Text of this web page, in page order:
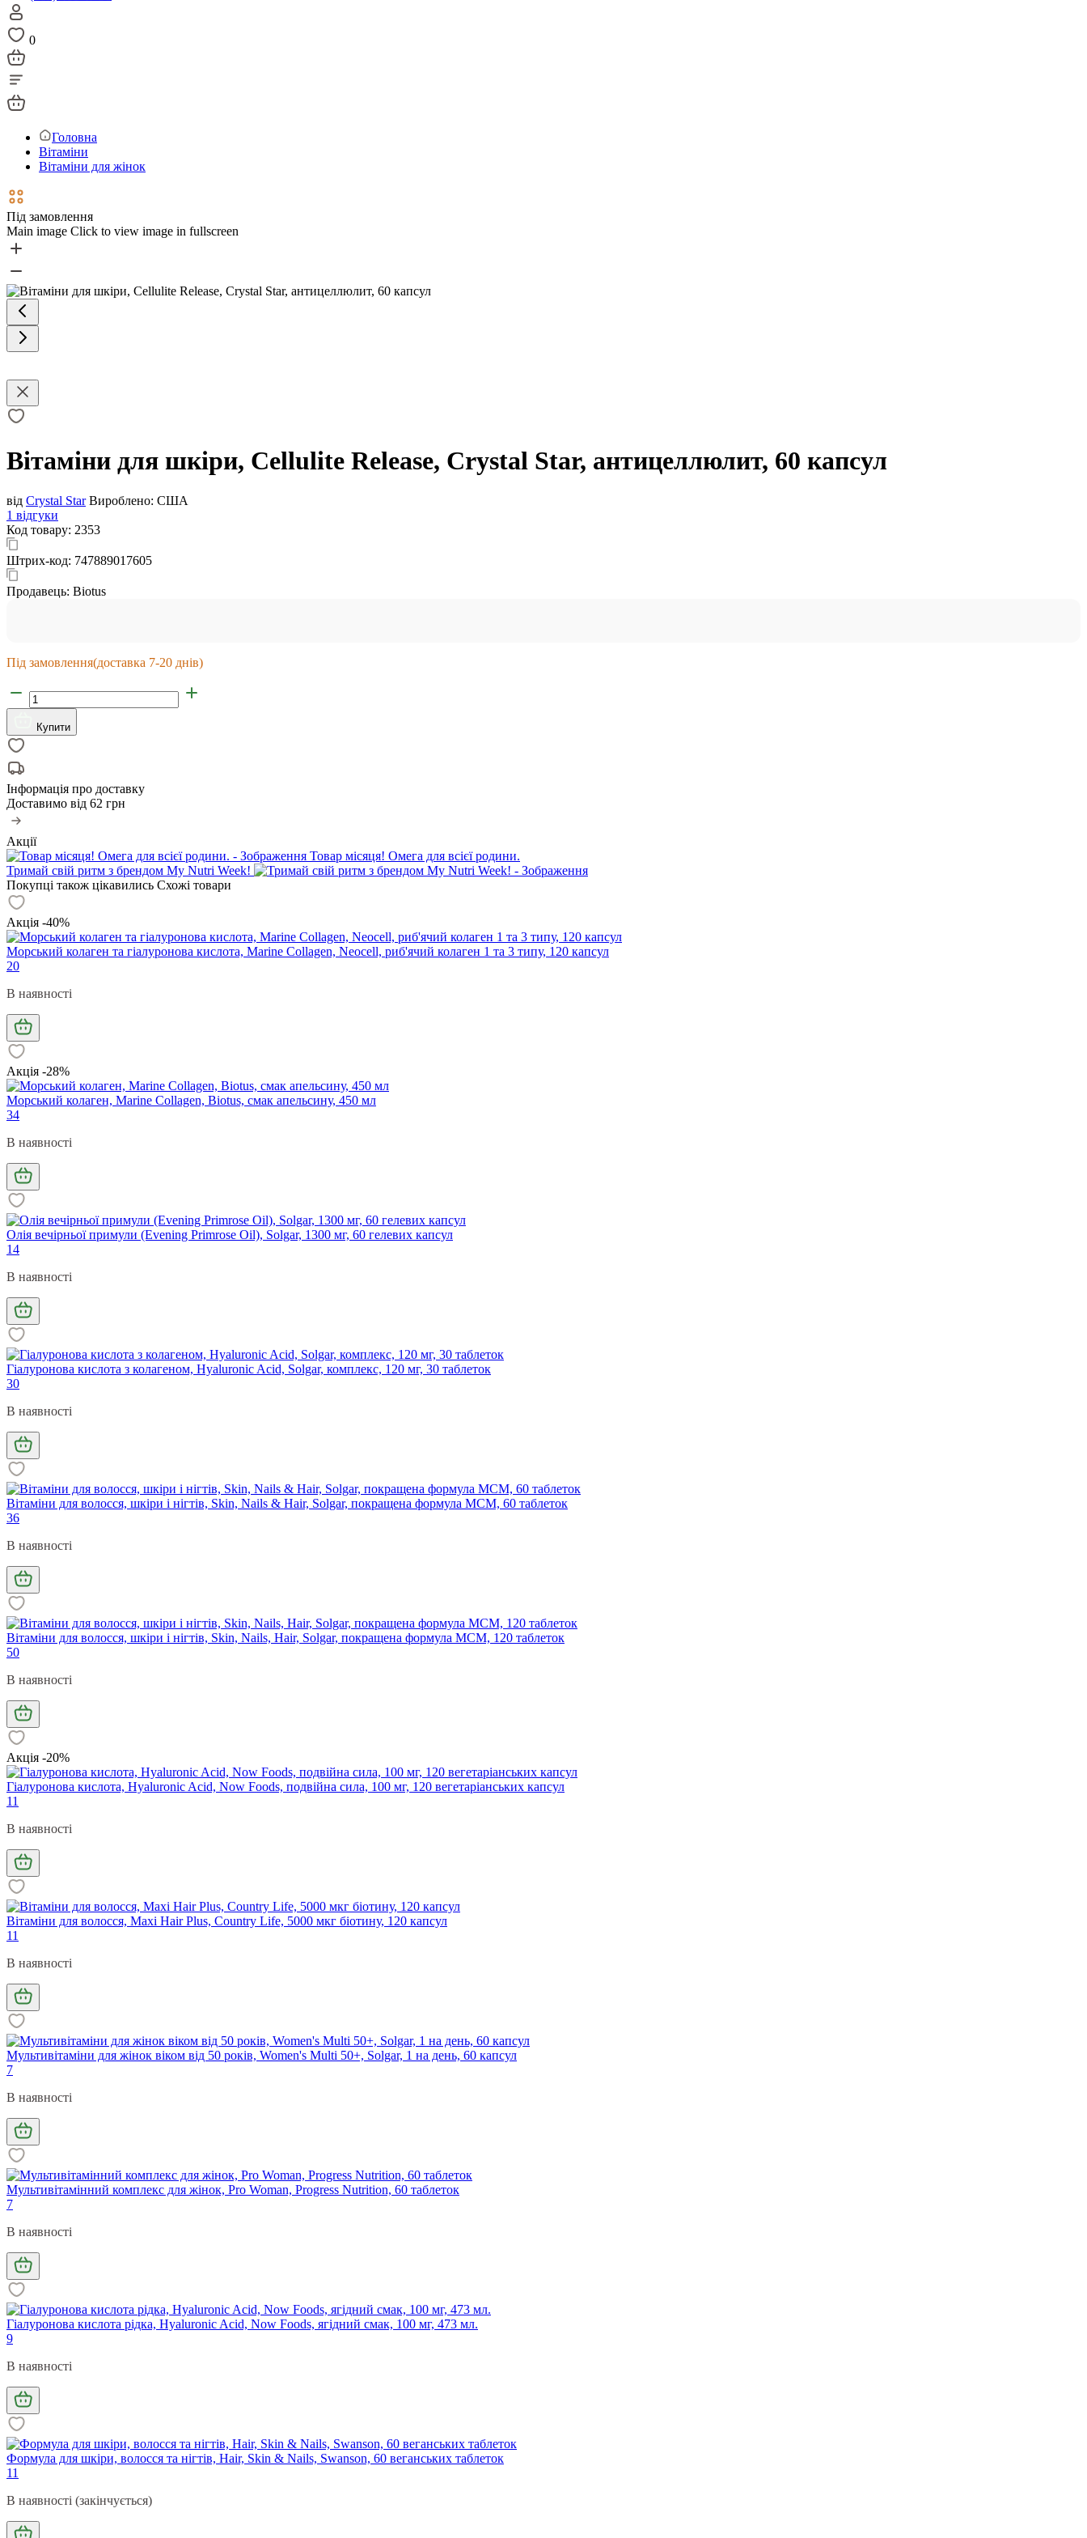
0
Головна
Вітаміни
Вітаміни для жінок
Під замовлення
Main image Click to view image in fullscreen
Вітаміни для шкіри, Cellulite Release, Crystal Star, антицеллюлит, 60 капсул
від Crystal Star Вироблено: США
1 відгуки
Код товару: 2353
Штрих-код: 747889017605
Продавець: Biotus
Під замовлення(доставка 7-20 днів)
Купити
Інформація про доставку
Доставимо від 62 грн
Акції
Товар місяця! Омега для всієї родини.
Тримай свій ритм з брендом My Nutri Week!
Покупці також цікавились Схожі товари
Акція -40%
Морський колаген та гіалуронова кислота, Marine Collagen, Neocell, риб'ячий колаген 1 та 3 типу, 120 капсул
20
В наявності
Акція -28%
Морський колаген, Marine Collagen, Biotus, смак апельсину, 450 мл
34
В наявності
Олія вечірньої примули (Evening Primrose Oil), Solgar, 1300 мг, 60 гелевих капсул
14
В наявності
Гіалуронова кислота з колагеном, Hyaluronic Acid, Solgar, комплекс, 120 мг, 30 таблеток
30
В наявності
Вітаміни для волосся, шкіри і нігтів, Skin, Nails & Hair, Solgar, покращена формула МСМ, 60 таблеток
36
В наявності
Вітаміни для волосся, шкіри і нігтів, Skin, Nails, Hair, Solgar, покращена формула МСМ, 120 таблеток
50
В наявності
Акція -20%
Гіалуронова кислота, Hyaluronic Acid, Now Foods, подвійна сила, 100 мг, 120 вегетаріанських капсул
11
В наявності
Вітаміни для волосся, Maxi Hair Plus, Country Life, 5000 мкг біотину, 120 капсул
11
В наявності
Мультивітаміни для жінок віком від 50 років, Women's Multi 50+, Solgar, 1 на день, 60 капсул
7
В наявності
Мультивітамінний комплекс для жінок, Pro Woman, Progress Nutrition, 60 таблеток
7
В наявності
Гіалуронова кислота рідка, Hyaluronic Acid, Now Foods, ягідний смак, 100 мг, 473 мл.
9
В наявності
Формула для шкіри, волосся та нігтів, Hair, Skin & Nails, Swanson, 60 веганських таблеток
11
В наявності (закінчується)